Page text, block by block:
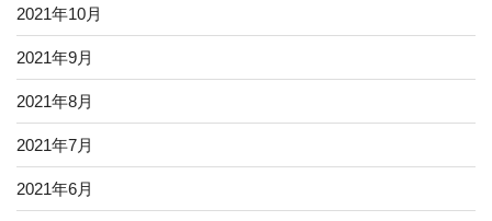
2021年10月
2021年9月
2021年8月
2021年7月
2021年6月